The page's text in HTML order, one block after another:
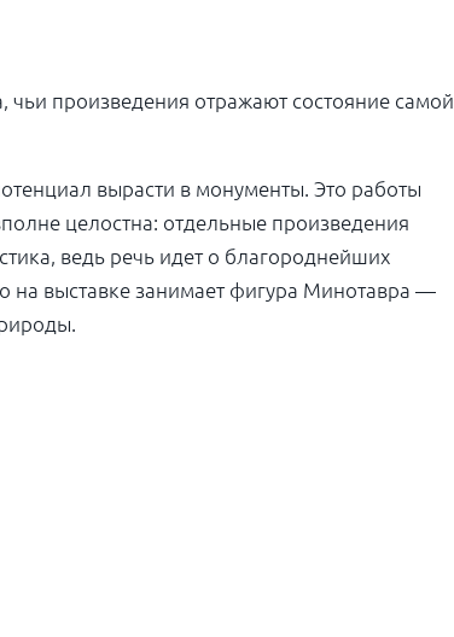
чьи произведения отражают состояние самой
вырасти в монументы. Это работы
целостна: отдельные произведения
ведь речь идет о благороднейших
на выставке занимает фигура Минотавра —